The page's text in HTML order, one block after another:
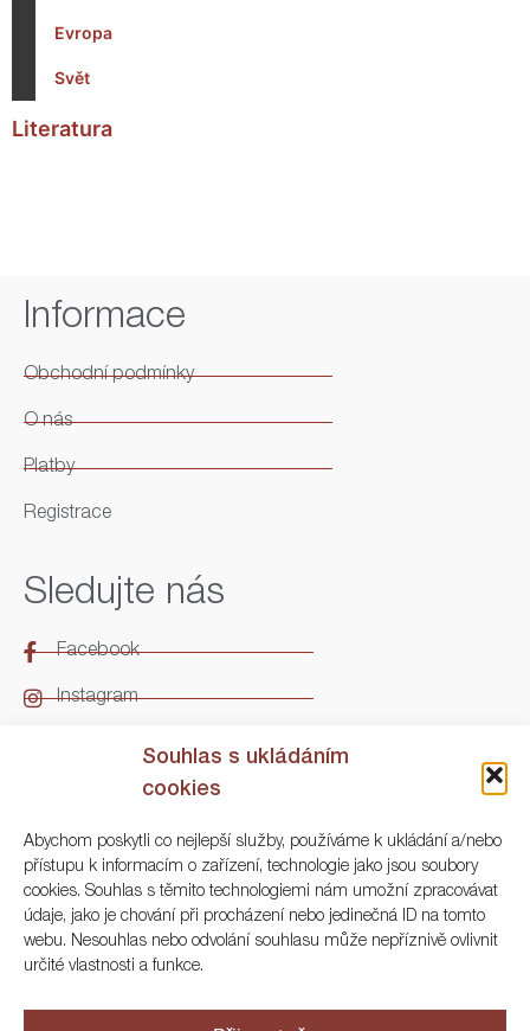
Souhlas s ukládáním
cookies
Abychom poskytli co nejlepší služby, používáme k ukládání a/nebo
přístupu k informacím o zařízení, technologie jako jsou soubory
cookies. Souhlas s těmito technologiemi nám umožní zpracovávat
údaje, jako je chování při procházení nebo jedinečná ID na tomto
webu. Nesouhlas nebo odvolání souhlasu může nepříznivě ovlivnit
určité vlastnosti a funkce.
Evropa
Svět
Literatura
Informace
Obchodní podmínky
O nás
Platby
Registrace
Sledujte nás
Facebook
Instagram
Kontakt
ARGO Numismatika
Korunní 83, Praha 3
+420 222 561 343